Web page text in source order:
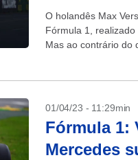
O holandês Max
Fórmula 1,
Mas ao contrário do
01/04/23 - 11:29min
Fórmula 1:
Mercedes